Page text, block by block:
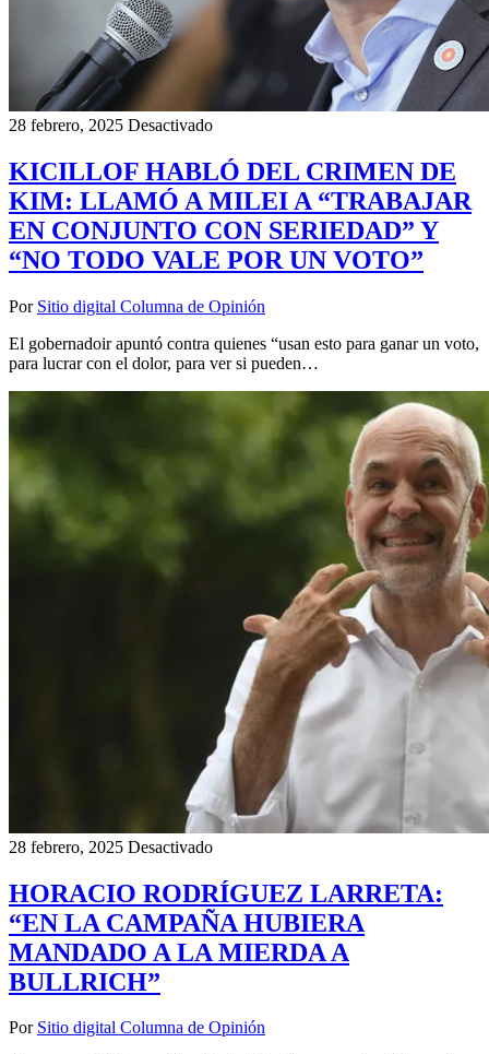
28 febrero, 2025 Desactivado
KICILLOF HABLÓ DEL CRIMEN DE
KIM: LLAMÓ A MILEI A “TRABAJAR
EN CONJUNTO CON SERIEDAD” Y
“NO TODO VALE POR UN VOTO”
Por Sitio digital Columna de Opinión
El gobernadoir apuntó contra quienes “usan esto para ganar un voto,
para lucrar con el dolor, para ver si pueden…
28 febrero, 2025 Desactivado
HORACIO RODRÍGUEZ LARRETA:
“EN LA CAMPAÑA HUBIERA
MANDADO A LA MIERDA A
BULLRICH”
Por Sitio digital Columna de Opinión